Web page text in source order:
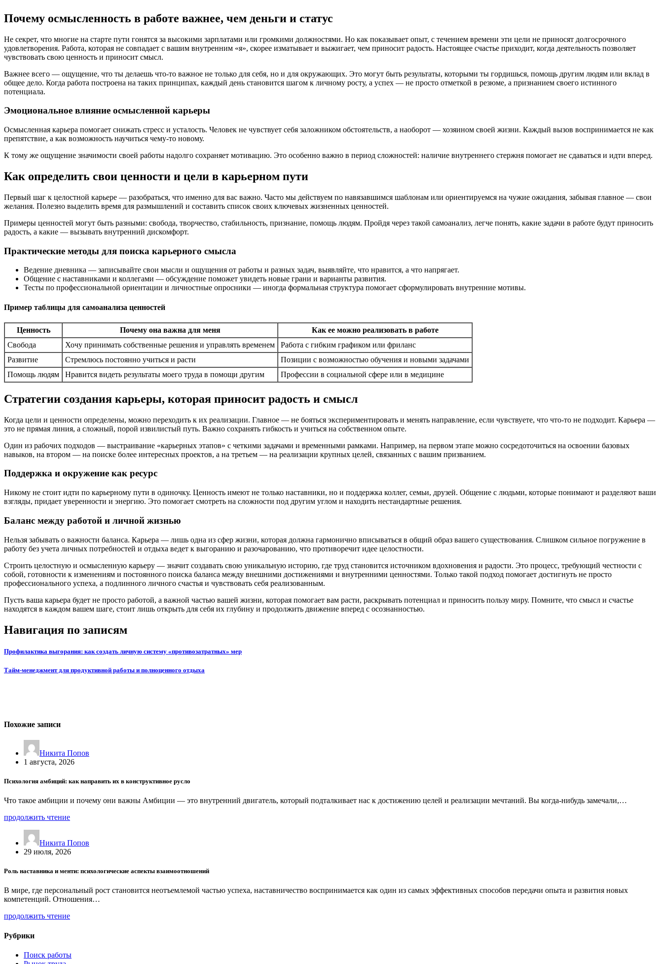
Почему осмысленность в работе важнее, чем деньги и статус
Не секрет, что многие на старте пути гонятся за высокими зарплатами или громкими должностями. Но как показывает опыт, с течением времени эти цели не приносят долгосрочного
удовлетворения. Работа, которая не совпадает с вашим внутренним «я», скорее изматывает и выжигает, чем приносит радость. Настоящее счастье приходит, когда деятельность позволяет
чувствовать свою ценность и приносит смысл.
Важнее всего — ощущение, что ты делаешь что-то важное не только для себя, но и для окружающих. Это могут быть результаты, которыми ты гордишься, помощь другим людям или вклад в
общее дело. Когда работа построена на таких принципах, каждый день становится шагом к личному росту, а успех — не просто отметкой в резюме, а признанием своего истинного
потенциала.
Эмоциональное влияние осмысленной карьеры
Осмысленная карьера помогает снижать стресс и усталость. Человек не чувствует себя заложником обстоятельств, а наоборот — хозяином своей жизни. Каждый вызов воспринимается не как
препятствие, а как возможность научиться чему-то новому.
К тому же ощущение значимости своей работы надолго сохраняет мотивацию. Это особенно важно в период сложностей: наличие внутреннего стержня помогает не сдаваться и идти вперед.
Как определить свои ценности и цели в карьерном пути
Первый шаг к целостной карьере — разобраться, что именно для вас важно. Часто мы действуем по навязавшимся шаблонам или ориентируемся на чужие ожидания, забывая главное — свои
желания. Полезно выделить время для размышлений и составить список своих ключевых жизненных ценностей.
Примеры ценностей могут быть разными: свобода, творчество, стабильность, признание, помощь людям. Пройдя через такой самоанализ, легче понять, какие задачи в работе будут приносить
радость, а какие — вызывать внутренний дискомфорт.
Практические методы для поиска карьерного смысла
Ведение дневника — записывайте свои мысли и ощущения от работы и разных задач, выявляйте, что нравится, а что напрягает.
Общение с наставниками и коллегами — обсуждение поможет увидеть новые грани и варианты развития.
Тесты по профессиональной ориентации и личностные опросники — иногда формальная структура помогает сформулировать внутренние мотивы.
Пример таблицы для самоанализа ценностей
Ценность Почему она важна для меня
Как ее можно реализовать в работе
Свобода
Хочу принимать собственные решения и управлять временем
Работа с гибким графиком или фриланс
Развитие
Стремлюсь постоянно учиться и расти
Позиции с возможностью обучения и новыми задачами
Помощь людям
Нравится видеть результаты моего труда в помощи другим Профессии в социальной сфере или в медицине
Стратегии создания карьеры, которая приносит радость и смысл
Когда цели и ценности определены, можно переходить к их реализации. Главное — не бояться экспериментировать и менять направление, если чувствуете, что что-то не подходит. Карьера —
это не прямая линия, а сложный, порой извилистый путь. Важно сохранять гибкость и учиться на собственном опыте.
Один из рабочих подходов — выстраивание «карьерных этапов» с четкими задачами и временными рамками. Например, на первом этапе можно сосредоточиться на освоении базовых
навыков, на втором — на поиске более интересных проектов, а на третьем — на реализации крупных целей, связанных с вашим призванием.
Поддержка и окружение как ресурс
Никому не стоит идти по карьерному пути в одиночку. Ценность имеют не только наставники, но и поддержка коллег, семьи, друзей. Общение с людьми, которые понимают и разделяют ваши
взгляды, придает уверенности и энергию. Это помогает смотреть на сложности под другим углом и находить нестандартные решения.
Баланс между работой и личной жизнью
Нельзя забывать о важности баланса. Карьера — лишь одна из сфер жизни, которая должна гармонично вписываться в общий образ вашего существования. Слишком сильное погружение в
работу без учета личных потребностей и отдыха ведет к выгоранию и разочарованию, что противоречит идее целостности.
Строить целостную и осмысленную карьеру — значит создавать свою уникальную историю, где труд становится источником вдохновения и радости. Это процесс, требующий честности с
собой, готовности к изменениям и постоянного поиска баланса между внешними достижениями и внутренними ценностями. Только такой подход помогает достигнуть не просто
профессионального успеха, а подлинного личного счастья и чувствовать себя реализованным.
Пусть ваша карьера будет не просто работой, а важной частью вашей жизни, которая помогает вам расти, раскрывать потенциал и приносить пользу миру. Помните, что смысл и счастье
находятся в каждом вашем шаге, стоит лишь открыть для себя их глубину и продолжить движение вперед с осознанностью.
Навигация по записям
Профилактика выгорания: как создать личную систему «противозатратных» мер
Тайм-менеджмент для продуктивной работы и полноценного отдыха
Похожие записи
Никита Попов
1 августа, 2026
Психология амбиций: как направить их в конструктивное русло
Что такое амбиции и почему они важны Амбиции — это внутренний двигатель, который подталкивает нас к достижению целей и реализации мечтаний. Вы когда-нибудь замечали,…
продолжить чтение
Никита Попов
29 июля, 2026
Роль наставника и менти: психологические аспекты взаимоотношений
В мире, где персональный рост становится неотъемлемой частью успеха, наставничество воспринимается как один из самых эффективных способов передачи опыта и развития новых
компетенций. Отношения…
продолжить чтение
Рубрики
Поиск работы